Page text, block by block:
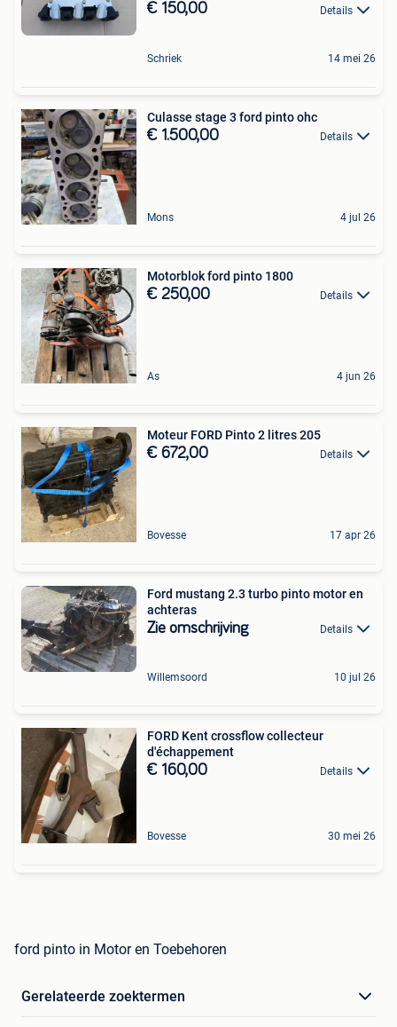
€ 150,00 Details
Schriek 14 mei 26
Culasse stage 3 ford pinto ohc
€ 1.500,00 Details
Mons 4 jul 26
Motorblok ford pinto 1800
€ 250,00 Details
As 4 jun 26
Moteur FORD Pinto 2 litres 205
€ 672,00 Details
Bovesse 17 apr 26
Ford mustang 2.3 turbo pinto motor en
achteras
Zie omschrijving Details
Willemsoord 10 jul 26
FORD Kent crossflow collecteur
d'échappement
€ 160,00 Details
Bovesse 30 mei 26
ford pinto in Motor en Toebehoren
Gerelateerde zoektermen